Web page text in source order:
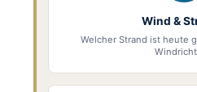
Wind &
Welcher Strand ist heute